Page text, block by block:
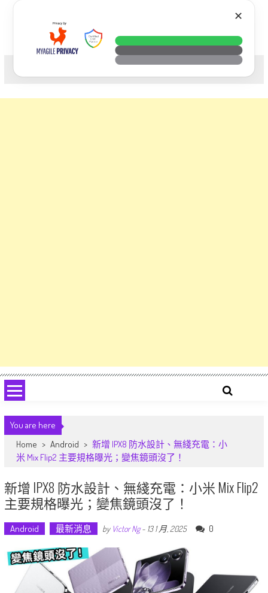
科技. 生活. 攝影.
You are here
Home > Android > 新增 IPX8 防水設計、無綫充電：小
米 Mix Flip2 主要規格曝光；變焦鏡頭沒了！
新增 IPX8 防水設計、無綫充電：小米 Mix Flip2
主要規格曝光；變焦鏡頭沒了！
Android 最新消息 by Victor Ng- 13 1 月, 2025 0
✕